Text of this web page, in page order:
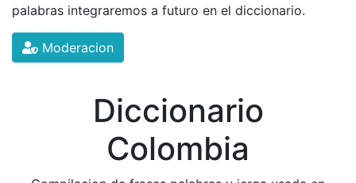
palabras integraremos a futuro en el diccionario.
Moderacion
Diccionario
Colombia